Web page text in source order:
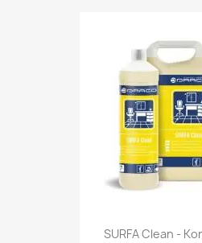
SURFA Clean -